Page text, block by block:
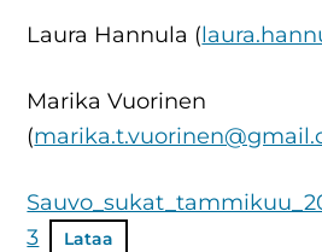
Laura Hannula (
Marika Vuorinen
(
3
Lataa